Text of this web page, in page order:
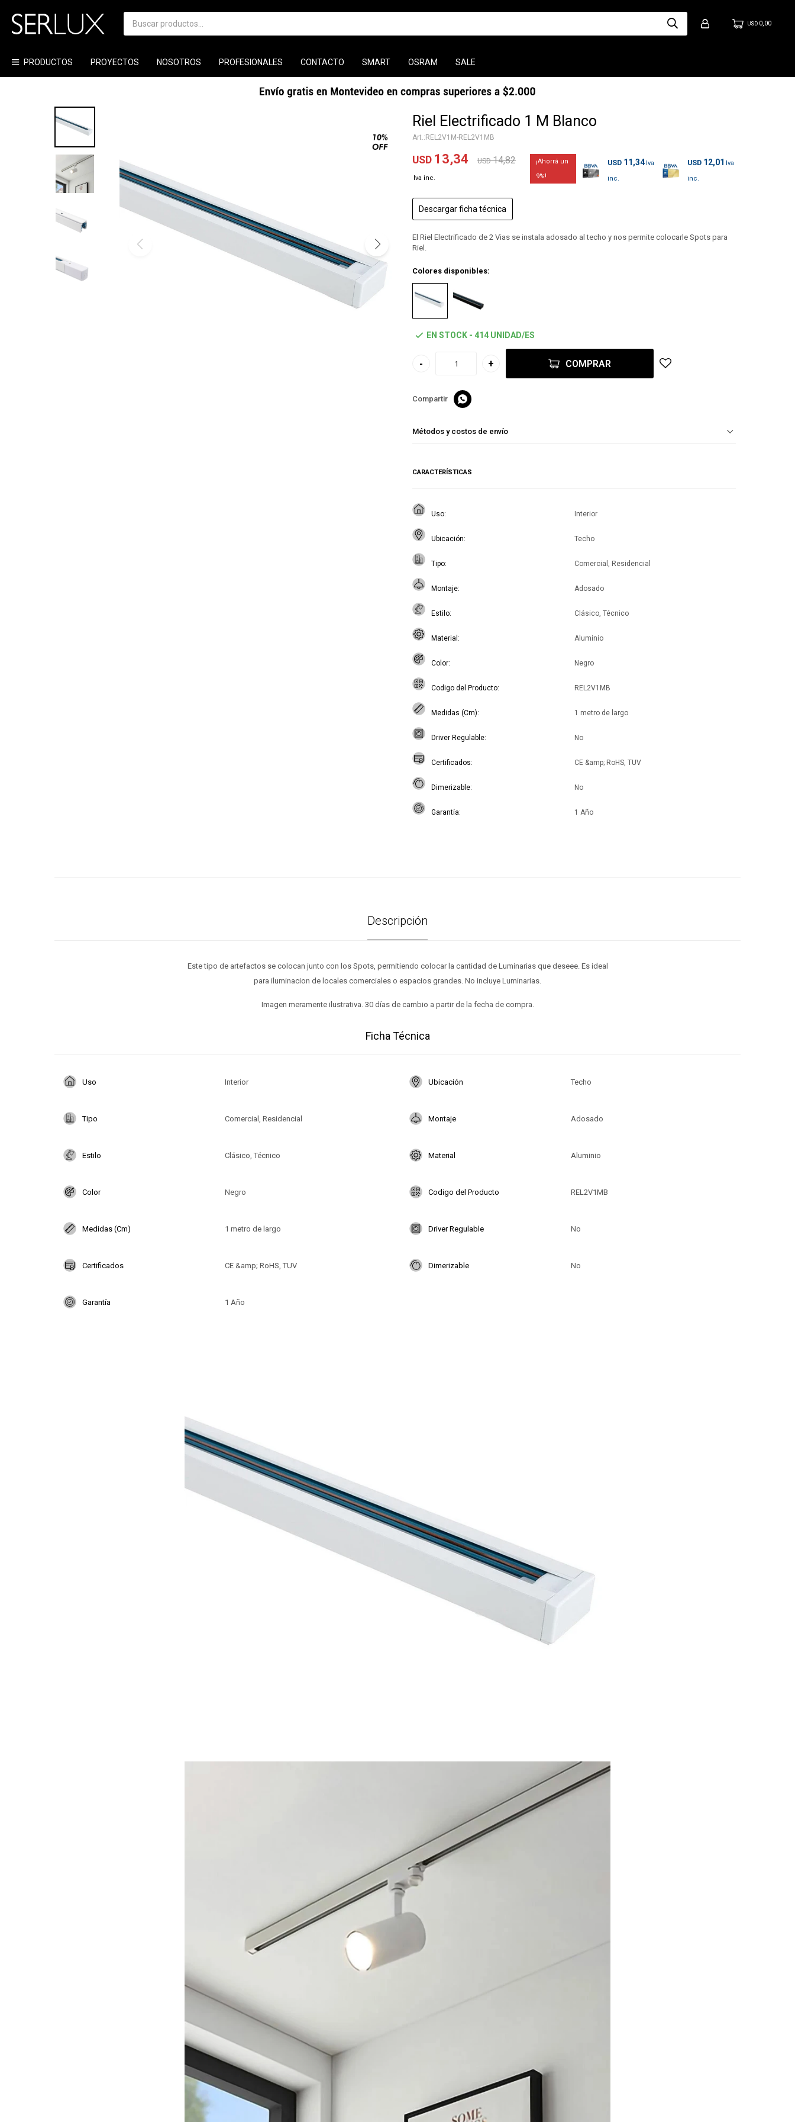
PRODUCTOS PROYECTOS NOSOTROS PROFESIONALES CONTACTO SMART OSRAM SALE
USD 0,00
Riel Electrificado 1 M Blanco
REL2V1M-REL2V1MB
USD 13,34 USD 14,82
9
USD 11,34 USD 12,01
Descargar ficha técnica
El Riel Electrificado de 2 Vias se instala adosado al techo y nos permite colocarle Spots para
Riel.
Colores disponibles:
EN STOCK - 414 UNIDAD/ES
- + COMPRAR

Métodos y costos de envío
CARACTERÍSTICAS
Uso Interior
Ubicación Techo
Tipo Comercial, Residencial
Montaje Adosado
Estilo Clásico, Técnico
Material Aluminio
Color Negro
Codigo del Producto REL2V1MB
Medidas (Cm) 1 metro de largo
Driver Regulable No
Certificados CE &amp; RoHS, TUV
Dimerizable No
Garantía 1 Año
Descripción
Este tipo de artefactos se colocan junto con los Spots, permitiendo colocar la cantidad de Luminarias que deseee. Es ideal
para iluminacion de locales comerciales o espacios grandes. No incluye Luminarias.
Imagen meramente ilustrativa. 30 días de cambio a partir de la fecha de compra.
Ficha Técnica
Uso Interior Ubicación Techo
Tipo Comercial, Residencial Montaje Adosado
Estilo Clásico, Técnico Material Aluminio
Color Negro Codigo del Producto REL2V1MB
Medidas (Cm) 1 metro de largo Driver Regulable No
Certificados CE &amp; RoHS, TUV Dimerizable No
Garantía 1 Año